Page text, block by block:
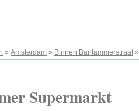
» Amsterdam » Binnen Bantammerstraat»
Supermarkt